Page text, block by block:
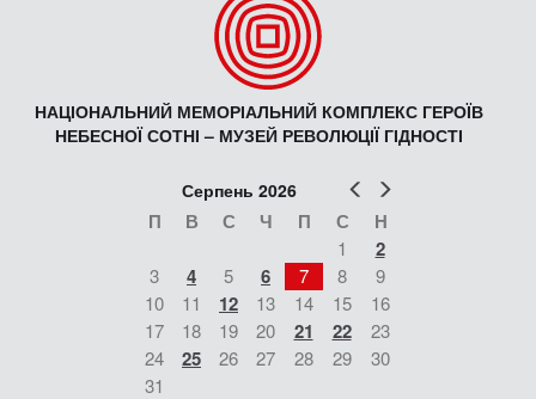
НАЦІОНАЛЬНИЙ МЕМОРІАЛЬНИЙ КОМПЛЕКС ГЕРОЇВ
НЕБЕСНОЇ СОТНІ – МУЗЕЙ РЕВОЛЮЦІЇ ГІДНОСТІ
Попер
Серпень 2026
П В С Ч П С Н
1 2
3 4 5 6 7 8
9
10
11 12 13 14 15
16
17
18 19 20 21 22
23
24
25 26 27 28 29
30
31